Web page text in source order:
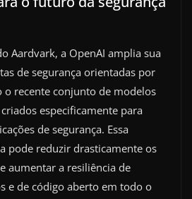
Aardvark, a OpenAI amplia sua
de segurança orientadas por
o recente conjunto de modelos
criados especificamente para
de segurança. Essa
pode reduzir drasticamente os
aumentar a resiliência de
e de código aberto em todo o